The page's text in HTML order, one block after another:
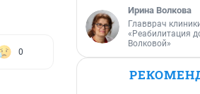
0
Ирина Волкова
Главврач
«Реабилитация
Волковой»